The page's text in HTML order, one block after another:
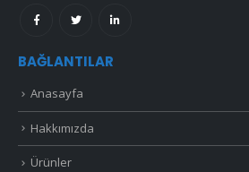
BAĞLANTILAR
Anasayfa
Hakkımızda
Ürünler